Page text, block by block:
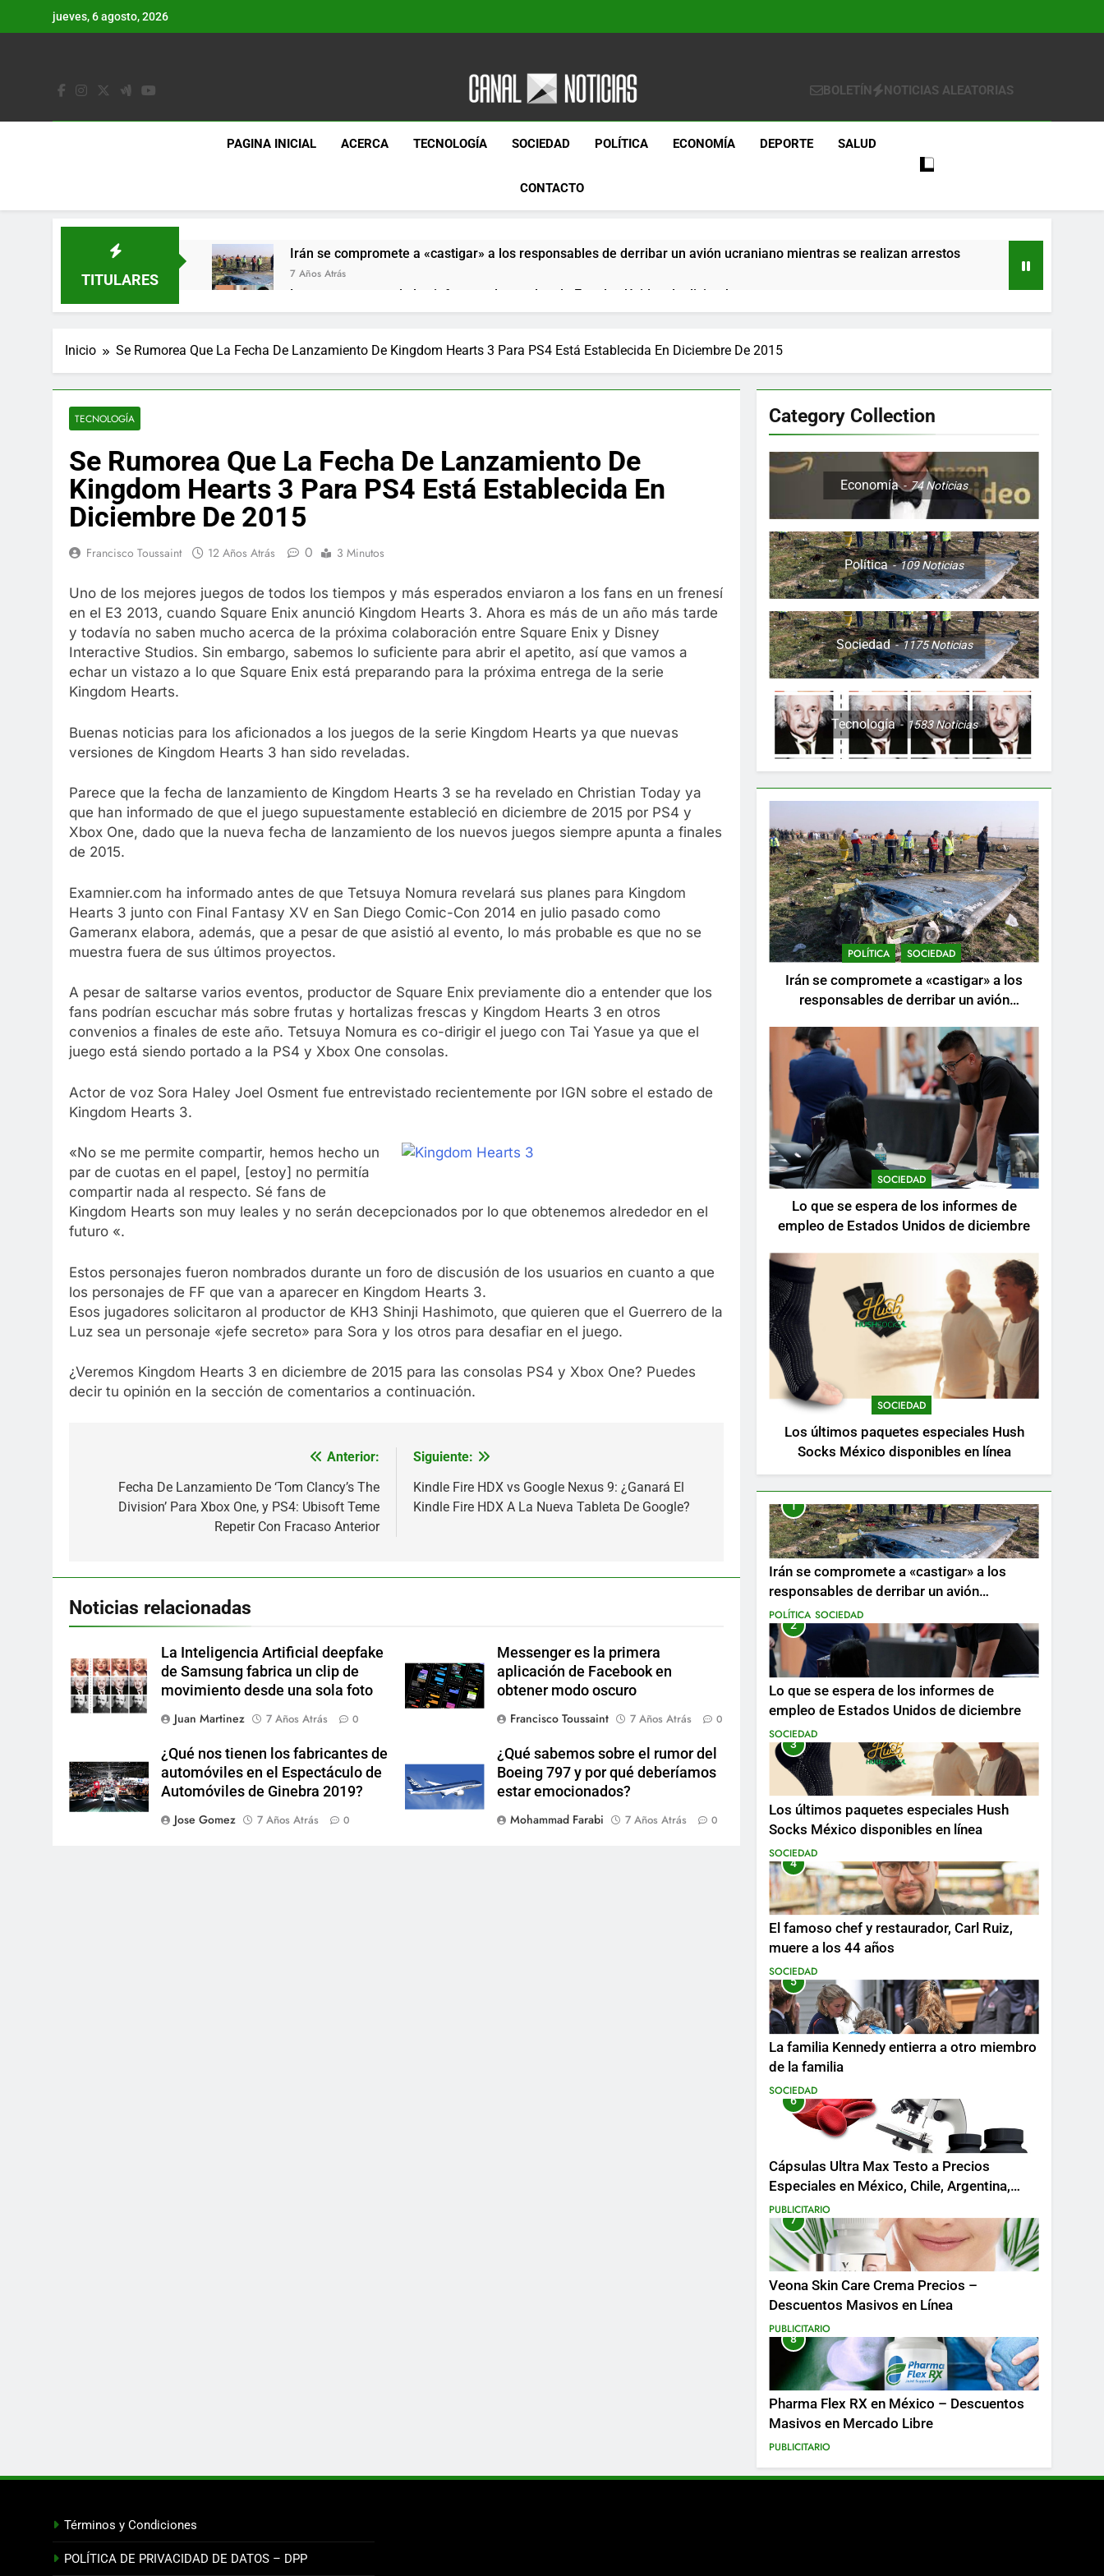
jueves, 6 agosto, 2026
Canal Noticias
Canal Noticias
BOLETÍN NOTICIAS ALEATORIAS
PAGINA INICIAL ACERCA TECNOLOGÍA SOCIEDAD POLÍTICA ECONOMÍA DEPORTE SALUD
CONTACTO
TITULARES
Irán se compromete a «castigar» a los responsables de derribar un avión ucraniano mientras se realizan arrestos
7 Años Atrás
Lo que se espera de los informes de empleo de Estados Unidos de diciembre
7 Años Atrás
7 Años Atrás
El famoso chef y restaurador, Carl Ruiz, muere a los 44 años
Cápsulas Ultra Max Testo a Precios Especiales en México, Chile, Argentina, Colombia, Perú , Ecuador, Costa Rica y
Más
7 Años Atrás
Veona Skin Care Crema Precios – Descuentos Masivos en Línea
Pharma Flex RX en México – Descuentos Masivos en Mercado Libre
Crucero en México te lleva a lugares paranormales con binoculares de visión nocturna y reuniones de secuestrados
7 Años Atrás
La Inteligencia Artificial deepfake de Samsung fabrica un clip de movimiento desde una sola foto
7 Años Atrás
Inicio Se Rumorea Que La Fecha De Lanzamiento De Kingdom Hearts 3 Para PS4 Está Establecida En Diciembre De 2015
TECNOLOGÍA
Se Rumorea Que La Fecha De Lanzamiento De
Kingdom Hearts 3 Para PS4 Está Establecida En
Diciembre De 2015
Francisco Toussaint 12 Años Atrás 0 3 Minutos
Uno de los mejores juegos de todos los tiempos y más esperados enviaron a los fans en un frenesí
en el E3 2013, cuando Square Enix anunció Kingdom Hearts 3. Ahora es más de un año más tarde
y todavía no saben mucho acerca de la próxima colaboración entre Square Enix y Disney
Interactive Studios. Sin embargo, sabemos lo suficiente para abrir el apetito, así que vamos a
echar un vistazo a lo que Square Enix está preparando para la próxima entrega de la serie
Kingdom Hearts.
Buenas noticias para los aficionados a los juegos de la serie Kingdom Hearts ya que nuevas
versiones de Kingdom Hearts 3 han sido reveladas.
Parece que la fecha de lanzamiento de Kingdom Hearts 3 se ha revelado en Christian Today ya
que han informado de que el juego supuestamente estableció en diciembre de 2015 por PS4 y
Xbox One, dado que la nueva fecha de lanzamiento de los nuevos juegos siempre apunta a finales
de 2015.
Examnier.com ha informado antes de que Tetsuya Nomura revelará sus planes para Kingdom
Hearts 3 junto con Final Fantasy XV en San Diego Comic-Con 2014 en julio pasado como
Gameranx elabora, además, que a pesar de que asistió al evento, lo más probable es que no se
muestra fuera de sus últimos proyectos.
A pesar de saltarse varios eventos, productor de Square Enix previamente dio a entender que los
fans podrían escuchar más sobre frutas y hortalizas frescas y Kingdom Hearts 3 en otros
convenios a finales de este año. Tetsuya Nomura es co-dirigir el juego con Tai Yasue ya que el
juego está siendo portado a la PS4 y Xbox One consolas.
Actor de voz Sora Haley Joel Osment fue entrevistado recientemente por IGN sobre el estado de
Kingdom Hearts 3.
«No se me permite compartir, hemos hecho un
par de cuotas en el papel, [estoy] no permitía
compartir nada al respecto. Sé fans de
Kingdom Hearts son muy leales y no serán decepcionados por lo que obtenemos alrededor en el
futuro «.
Estos personajes fueron nombrados durante un foro de discusión de los usuarios en cuanto a que
los personajes de FF que van a aparecer en Kingdom Hearts 3.
Esos jugadores solicitaron al productor de KH3 Shinji Hashimoto, que quieren que el Guerrero de la
Luz sea un personaje «jefe secreto» para Sora y los otros para desafiar en el juego.
¿Veremos Kingdom Hearts 3 en diciembre de 2015 para las consolas PS4 y Xbox One? Puedes
decir tu opinión en la sección de comentarios a continuación.
Anterior:
Fecha De Lanzamiento De ‘Tom Clancy’s The
Division’ Para Xbox One, y PS4: Ubisoft Teme
Repetir Con Fracaso Anterior
Siguiente:
Kindle Fire HDX vs Google Nexus 9: ¿Ganará El
Kindle Fire HDX A La Nueva Tableta De Google?
Noticias relacionadas
La Inteligencia Artificial deepfake
de Samsung fabrica un clip de
movimiento desde una sola foto
Juan Martinez
7 Años Atrás 0
Messenger es la primera
aplicación de Facebook en
obtener modo oscuro
Francisco Toussaint
7 Años Atrás 0
¿Qué nos tienen los fabricantes de
automóviles en el Espectáculo de
Automóviles de Ginebra 2019?
Jose Gomez
7 Años Atrás 0
¿Qué sabemos sobre el rumor del
Boeing 797 y por qué deberíamos
estar emocionados?
Mohammad Farabi
7 Años Atrás 0
Category Collection
Economía 74Noticias
Política 109Noticias
Sociedad 1175Noticias
Tecnología 1583Noticias
POLÍTICA SOCIEDAD
Irán se compromete a «castigar» a los
responsables de derribar un avión
SOCIEDAD
Lo que se espera de los informes de
empleo de Estados Unidos de diciembre
SOCIEDAD
Los últimos paquetes especiales Hush
Socks México disponibles en línea
1
Irán se compromete a «castigar» a los
responsables de derribar un avión
ucraniano mientras se realizan arrestos
POLÍTICA SOCIEDAD
2
Lo que se espera de los informes de
empleo de Estados Unidos de diciembre
SOCIEDAD
3
Los últimos paquetes especiales Hush
Socks México disponibles en línea
SOCIEDAD
4
El famoso chef y restaurador, Carl Ruiz,
muere a los 44 años
SOCIEDAD
5
La familia Kennedy entierra a otro miembro
de la familia
SOCIEDAD
6
Cápsulas Ultra Max Testo a Precios
Especiales en México, Chile, Argentina,
Colombia, Perú , Ecuador, Costa Rica y
Más
PUBLICITARIO
7
Veona Skin Care Crema Precios –
Descuentos Masivos en Línea
PUBLICITARIO
8
Pharma Flex RX en México – Descuentos
Masivos en Mercado Libre
PUBLICITARIO
Términos y Condiciones
POLÍTICA DE PRIVACIDAD DE DATOS – DPP